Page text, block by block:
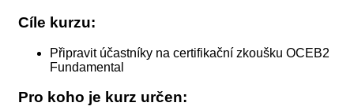
Cíle kurzu:
Připravit účastníky na certifikační zkoušku OCEB2
Fundamental
Pro koho je kurz určen: